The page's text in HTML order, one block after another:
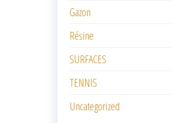
Gazon
Résine
SURFACES
TENNIS
Uncategorized